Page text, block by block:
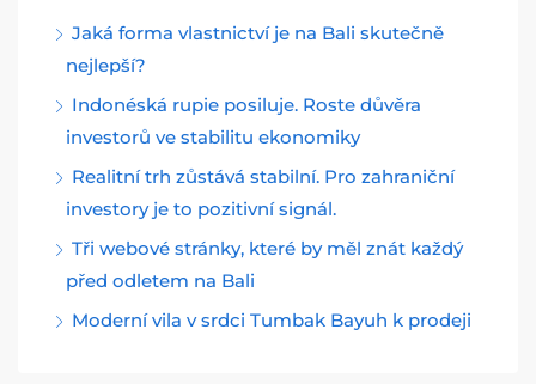
Jaká forma vlastnictví je na Bali skutečně
nejlepší?
Indonéská rupie posiluje. Roste důvěra
investorů ve stabilitu ekonomiky
Realitní trh zůstává stabilní. Pro zahraniční
investory je to pozitivní signál.
Tři webové stránky, které by měl znát každý
před odletem na Bali
Moderní vila v srdci Tumbak Bayuh k prodeji